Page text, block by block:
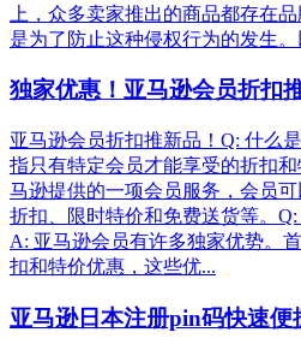
上，众多卖家推出的商品都存在
是为了防止这种侵权行为的发生
独家优惠！亚马逊会员折扣
亚马逊会员折扣推新品！Q: 什么
指只有特定会员才能享受的折扣
马逊提供的一项会员服务，会员
折扣、限时特价和免费送货等。
A: 亚马逊会员有许多独家优势。
扣和特价优惠，这些优...
亚马逊日本注册pin码快速便